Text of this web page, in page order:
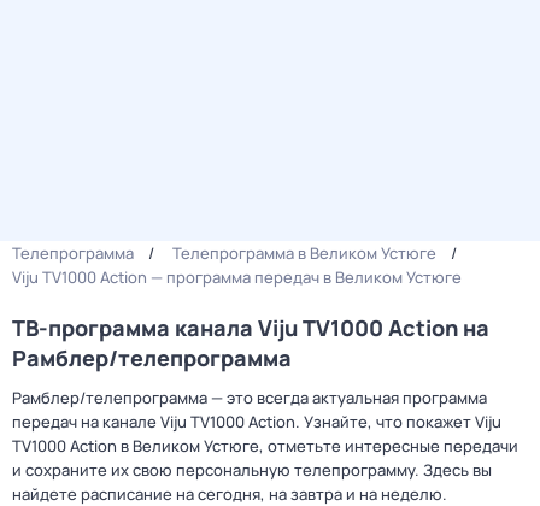
Телепрограмма
Телепрограмма в Великом Устюге
Viju TV1000 Action — программа передач в Великом Устюге
ТВ-программа канала Viju TV1000 Action на
Рамблер/телепрограмма
Рамблер/телепрограмма — это всегда актуальная программа
передач на канале Viju TV1000 Action. Узнайте, что покажет Viju
TV1000 Action в Великом Устюге, отметьте интересные передачи
и сохраните их свою персональную телепрограмму. Здесь вы
найдете расписание на сегодня, на завтра и на неделю.